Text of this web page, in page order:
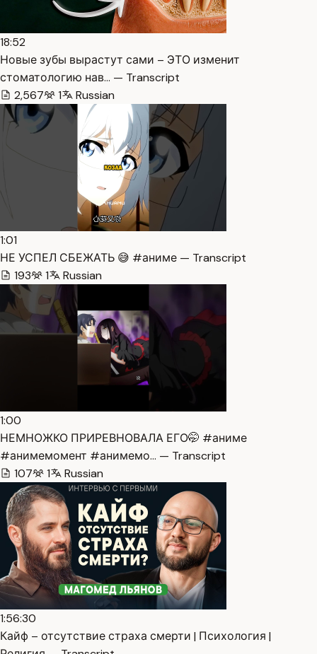
18:52
Новые зубы вырастут сами – ЭТО изменит
стоматологию нав… — Transcript
2,567
1 Russian
1:01
НЕ УСПЕЛ СБЕЖАТЬ 😅 #аниме — Transcript
193
1 Russian
1:00
НЕМНОЖКО ПРИРЕВНОВАЛА ЕГО🤭 #аниме
#анимемомент #анимемо… — Transcript
107
1 Russian
1:56:30
Кайф – отсутствие страха смерти | Психология |